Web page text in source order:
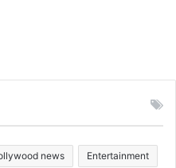
news Entertainment